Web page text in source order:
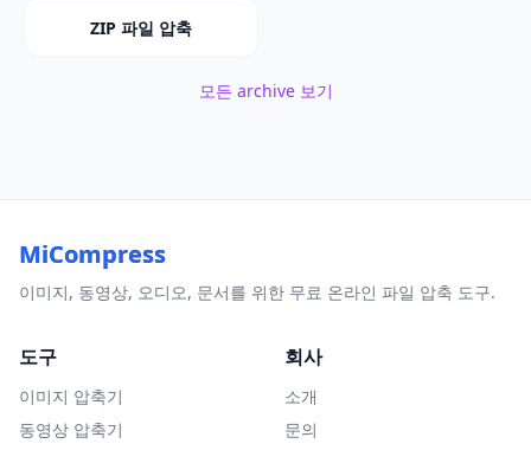
ZIP 파일 압축
모든 archive 보기
MiCompress
이미지, 동영상, 오디오, 문서를 위한 무료 온라인 파일 압축 도구.
도구
이미지 압축기
동영상 압축기
회사
소개
문의